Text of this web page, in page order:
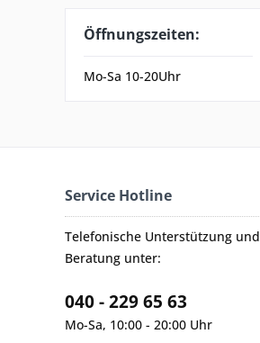
Öffnungszeiten:
Mo-Sa 10-20Uhr
Service Hotline
Telefonische Unterstützung und
Beratung unter:
040 - 229 65 63
Mo-Sa, 10:00 - 20:00 Uhr